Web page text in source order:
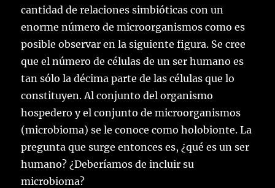
cantidad de relaciones simbióticas con un
enorme número de microorganismos como es
posible observar en la siguiente figura. Se cree
que el número de células de un ser humano es
tan sólo la décima parte de las células que lo
constituyen. Al conjunto del organismo
hospedero y el conjunto de microorganismos
(microbioma) se le conoce como holobionte. La
pregunta que surge entonces es, ¿qué es un ser
humano? ¿Deberíamos de incluir su
microbioma?